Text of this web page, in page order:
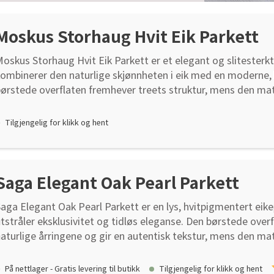
beskyttelsesplater under kontorstoler skal brukes for å
Storhaug Hvit Eik Parkett
Storhaug Hvit Eik Parkett er et elegant og
den naturlige skjønnheten i eik med en moderne,
overflaten fremhever treets struktur, mens den
flyt mellom bordene. Gulvet har en total tykkelse på
på 155 mm og en lengde på 1850 mm, noe som gir
benyttes ved sementbasert undergulv som betong,
Den er også nødvendig ved gulv over
og bjelkelag over kryprom.
PE-folie med en minimumstykkelse på
undergulv: Underlaget skal være plant med
Gulvet kan legges på elektrisk og vannbåren
Tilgjengelig for klikk og hent
Elegant Oak Pearl Parkett
Elegant Oak Pearl Parkett er en lys, hvitpigmentert
eksklusivitet og tidløs eleganse. Den børstede
årringene og gir en autentisk tekstur, mens den
på alle fire sider skapes et definert og harmonisk
På nettlager - Gratis levering til butikk Tilgjengelig for klikk og hent